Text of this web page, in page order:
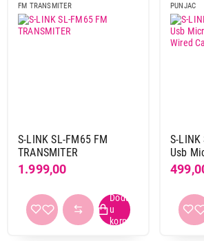
FM TRANSMITER
S-LINK SL-FM65 FM
TRANSMITER
1.999,00
PUNJAC
S-LINK
Usb
3.1A